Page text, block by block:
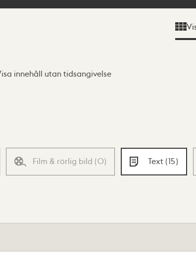
innehåll utan tidsangivelse
Film & rörlig bild (0) Text (15)